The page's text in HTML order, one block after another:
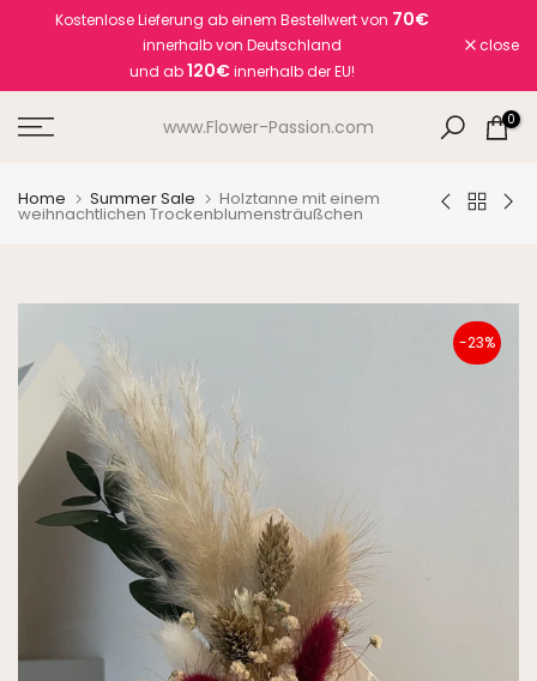
Kostenlose Lieferung ab einem Bestellwert von 70€
innerhalb von Deutschland
und ab120€innerhalb der EU!
close
www.Flower-Passion.com 0
Home Summer Sale Holztanne mit einem
weihnachtlichen Trockenblumensträußchen
-23%